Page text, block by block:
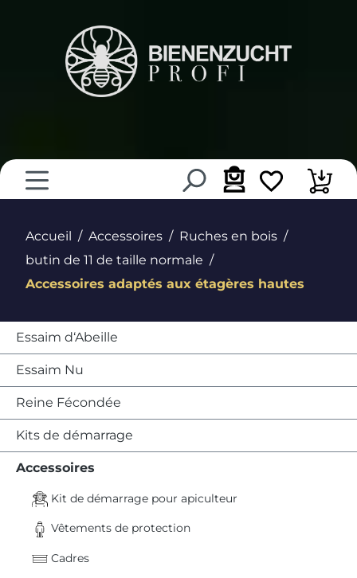
Accueil Accessoires
Ruches en bois
butin de 11 de taille normale
Accessoires adaptés aux étagères hautes
Essaim d‘Abeille
Essaim Nu
Reine Fécondée
Kits de démarrage
Accessoires
Kit de démarrage pour apiculteur
Vêtements de protection
Cadres